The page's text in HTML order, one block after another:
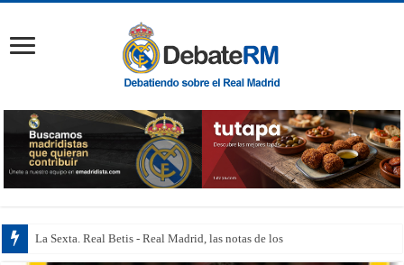
La Sexta. Real Betis - Real Madrid, las notas de los jugadores: